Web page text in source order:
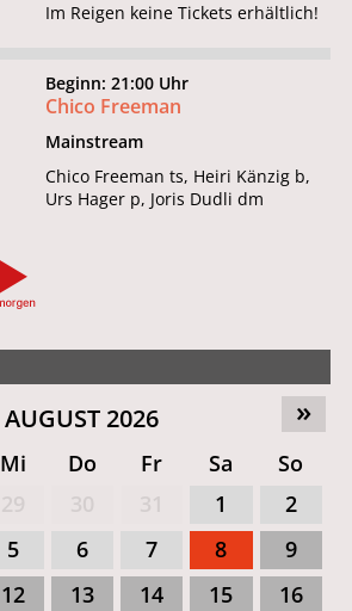
Im Reigen keine Tickets erhältlich!
Beginn: 21:00 Uhr
Chico Freeman
Mainstream
Chico Freeman ts, Heiri Känzig b,
Urs Hager p, Joris Dudli dm
»
AUGUST 2026
Mi Do Fr Sa
So
1
2
5 6 7 8
9
12 13 14 15
16